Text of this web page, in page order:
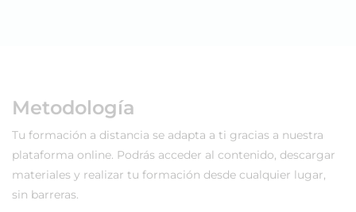
Metodología
Tu formación a distancia se adapta a ti gracias a nuestra
plataforma online. Podrás acceder al contenido, descargar
materiales y realizar tu formación desde cualquier lugar,
sin barreras.